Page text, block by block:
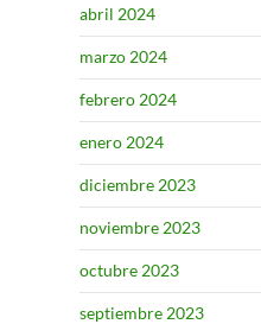
abril 2024
marzo 2024
febrero 2024
enero 2024
diciembre 2023
noviembre 2023
octubre 2023
septiembre 2023